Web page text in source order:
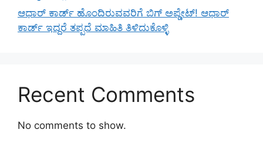
ಆಧಾರ್ ಕಾರ್ಡ್ ಹೊಂದಿರುವವರಿಗೆ ಬಿಗ್ ಅಪ್ಡೇಟ್! ಆಧಾರ್
ಕಾರ್ಡ್ ಇದ್ದರೆ ತಪ್ಪದೆ ಮಾಹಿತಿ ತಿಳಿದುಕೊಳ್ಳಿ
Recent Comments
No comments to show.